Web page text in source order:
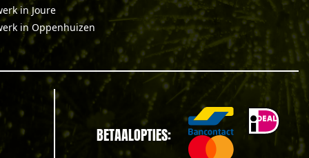
in Joure
in Oppenhuizen
BETAALOPTIES: